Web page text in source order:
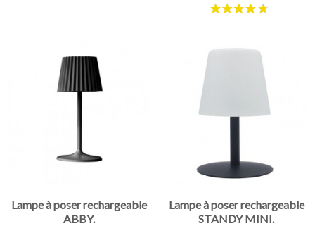
Lampe à poser rechargeable
ABBY.
Lampe à poser rechargeable
STANDY MINI.